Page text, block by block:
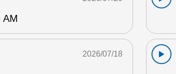
AM
2026/07/18